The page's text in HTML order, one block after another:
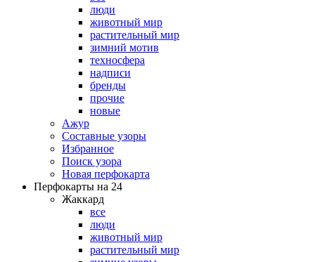
люди
животный мир
растительный мир
зимний мотив
техносфера
надписи
бренды
прочие
новые
Ажур
Составные узоры
Избранное
Поиск узора
Новая перфокарта
Перфокарты на 24
Жаккард
все
люди
животный мир
растительный мир